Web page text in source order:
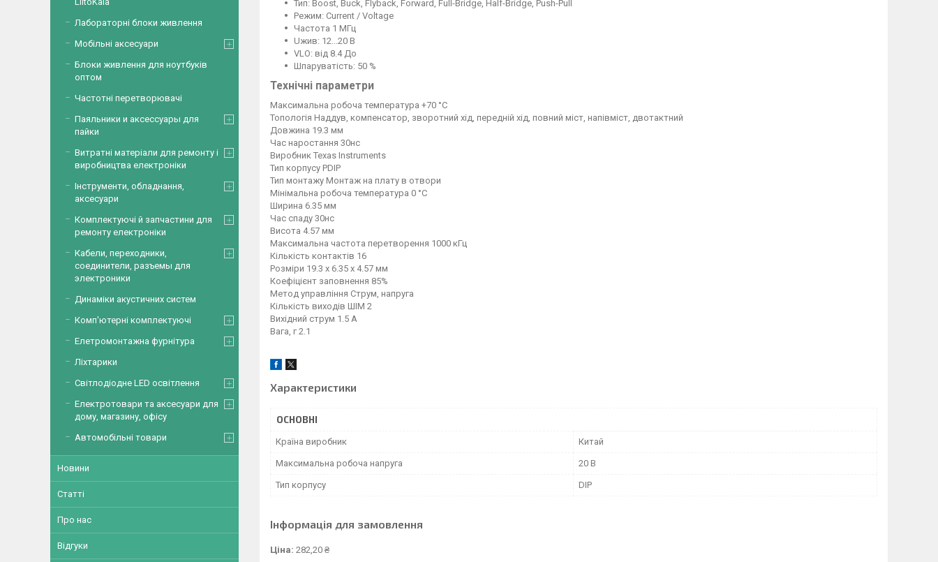
Тип: Boost, Buck, Flyback, Forward, Full-Bridge, Half-Bridge, Push-Pull
Режим: Current / Voltage
Частота 1 МГц
Uжив: 12...20 В
VLO: від 8.4 До
Шпаруватість: 50 %
Технічні параметри
Максимальна робоча температура +70 °C
Топологія Наддув, компенсатор, зворотний хід, передній хід, повний міст, напівміст, двотактний
Довжина 19.3 мм
Час наростання 30нс
Виробник Texas Instruments
Тип корпусу PDIP
Тип монтажу Монтаж на плату в отвори
Мінімальна робоча температура 0 °C
Ширина 6.35 мм
Час спаду 30нс
Висота 4.57 мм
Максимальна частота перетворення 1000 кГц
Кількість контактів 16
Розміри 19.3 x 6.35 x 4.57 мм
Коефіцієнт заповнення 85%
Метод управління Струм, напруга
Кількість виходів ШІМ 2
Вихідний струм 1.5 A
Вага, г 2.1
Характеристики
ОСНОВНІ
Країна виробник Китай
Максимальна робоча напруга 20 В
Тип корпусу DIP
Інформація для замовлення
Ціна: 282,20 ₴
Лабораторні блоки живлення
Мобільні аксесуари
Блоки живлення для ноутбуків
оптом
Частотні перетворювачі
Паяльники и аксессуары для
пайки
Витратні матеріали для ремонту і
виробництва електроніки
Інструменти, обладнання,
аксесуари
Комплектуючі й запчастини для
ремонту електроніки
Кабели, переходники,
соединители, разъемы для
электроники
Динаміки акустичних систем
Комп'ютерні комплектуючі
Елетромонтажна фурнітура
Ліхтарики
Світлодіодне LED освітлення
Електротовари та аксесуари для
дому, магазину, офісу
Автомобільні товари
Новини
Статті
Про нас
Відгуки